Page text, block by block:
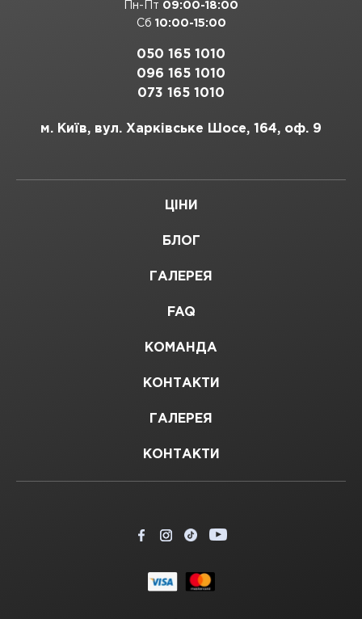
Пн-Пт 09:00-18:00
Сб 10:00-15:00
050 165 1010
096 165 1010
073 165 1010
м. Київ, вул. Харківське Шосе, 164, оф. 9
ЦІНИ
БЛОГ
ГАЛЕРЕЯ
FAQ
КОМАНДА
КОНТАКТИ
ГАЛЕРЕЯ
КОНТАКТИ